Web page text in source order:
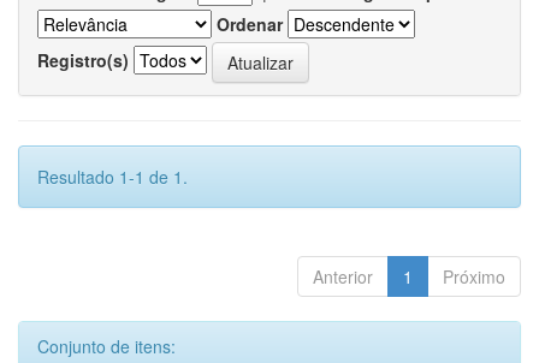
Ordenar
Registro(s)
Resultado 1-1 de 1.
Anterior 1 Próximo
Conjunto de itens: